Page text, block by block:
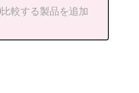
比較する製品を追加